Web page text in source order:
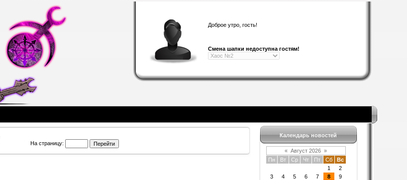
Доброе утро,гость!
Смена шапки недоступна гостям!
На страницу:
Календарь новостей
« Август 2026 »
Пн
Вт Ср Чт Пт Сб
Вс
1
2
3
4 5 6 7 8
9